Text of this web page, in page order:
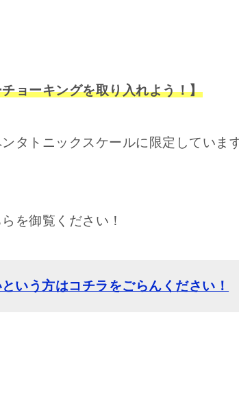
ョーキングを取り入れよう！】
タトニックスケールに限定していま
を御覧ください！
いう方はコチラをごらんください！